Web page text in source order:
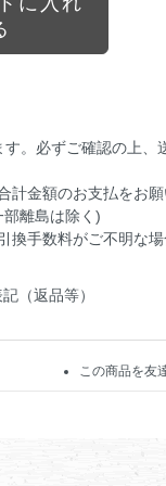
。必ずご確認の上、
金額のお支払をお願
離島は除く)
手数料がご不明な場
（返品等）
この商品を友